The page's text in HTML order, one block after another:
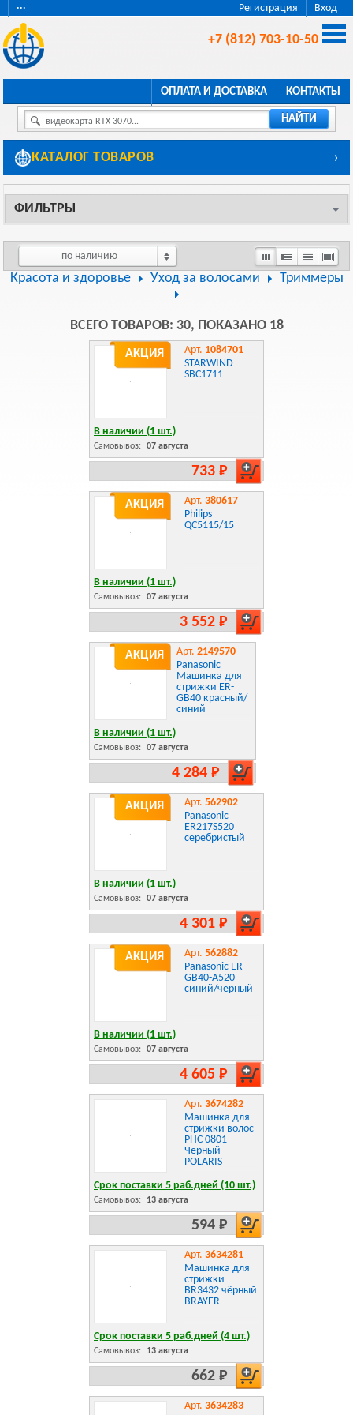
Регистрация Вход
···
+7 (812) 703-10-50
ОПЛАТА И ДОСТАВКА КОНТАКТЫ
видеокарта RTX 3070... НАЙТИ
КАТАЛОГ ТОВАРОВ ›
ФИЛЬТРЫ
по наличию
Красота и здоровье Уход за волосами Триммеры
ВСЕГО ТОВАРОВ: 30, ПОКАЗАНО 18
АКЦИЯ Арт. 1084701
STARWIND
SBC1711
В наличии (1 шт.)
Самовывоз: 07 августа
733 Р
АКЦИЯ Арт. 380617
Philips
QC5115/15
В наличии (1 шт.)
Самовывоз: 07 августа
3 552 Р
АКЦИЯ Арт. 2149570
Panasonic
Машинка для
стрижки ER-
GB40 красный/
синий
В наличии (1 шт.)
Самовывоз: 07 августа
4 284 Р
АКЦИЯ Арт. 562902
Panasonic
ER217S520
серебристый
В наличии (1 шт.)
Самовывоз: 07 августа
4 301 Р
АКЦИЯ Арт. 562882
Panasonic ER-
GB40-A520
синий/черный
В наличии (1 шт.)
Самовывоз: 07 августа
4 605 Р
Арт. 3674282
Машинка для
стрижки волос
PHC 0801
Черный
POLARIS
Срок поставки 5 раб.дней (10 шт.)
Самовывоз: 13 августа
594 Р
Арт. 3634281
Машинка для
стрижки
BR3432 чёрный
BRAYER
Срок поставки 5 раб.дней (4 шт.)
Самовывоз: 13 августа
662 Р
Арт. 3634283